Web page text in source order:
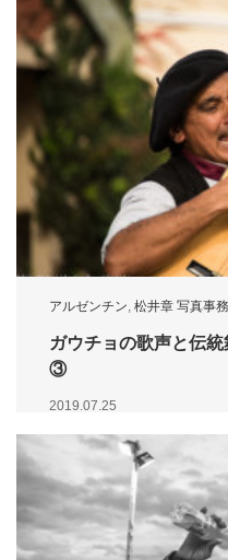
アルゼンチン 松井章 写真事
ガウチョの歌声と伝
③
2019.07.25